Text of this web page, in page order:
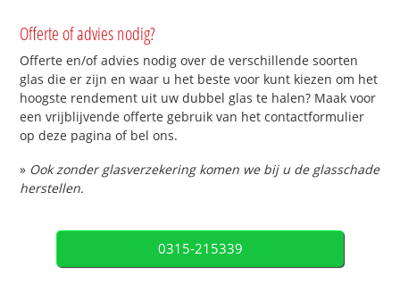
Offerte of advies nodig?
Offerte en/of advies nodig over de verschillende soorten
glas die er zijn en waar u het beste voor kunt kiezen om het
hoogste rendement uit uw dubbel glas te halen? Maak voor
een vrijblijvende offerte gebruik van het contactformulier
op deze pagina of bel ons.
» Ook zonder glasverzekering komen we bij u de glasschade
herstellen.
0315-215339